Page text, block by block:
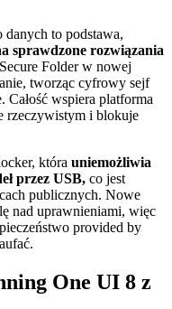
danych to podstawa,
sprawdzone rozwiązania
Secure Folder w nowej
tworząc cyfrowy sejf
wspiera platforma
rzeczywistym i blokuje
która uniemożliwia
przez USB, co jest
publicznych. Nowe
nad uprawnieniami, więc
provided by
One UI 8 z